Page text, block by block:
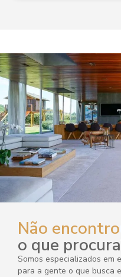
Não
o que
Somos especializados em
para a gente o que busca